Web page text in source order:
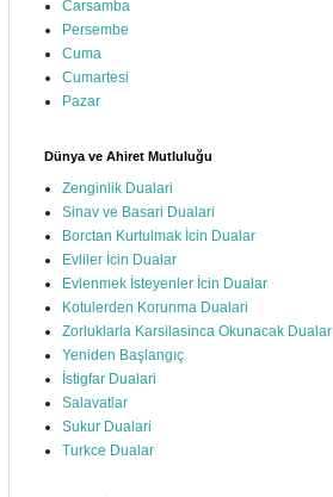
Carsamba
Persembe
Cuma
Cumartesi
Pazar
Dünya ve Ahiret Mutluluğu
Zenginlik Dualari
Sinav ve Basari Dualari
Borctan Kurtulmak İcin Dualar
Evliler İcin Dualar
Evlenmek İsteyenler İcin Dualar
Kotulerden Korunma Dualari
Zorluklarla Karsilasinca Okunacak Dualar
Yeniden Başlangıç
İstigfar Dualari
Salavatlar
Sukur Dualari
Turkce Dualar